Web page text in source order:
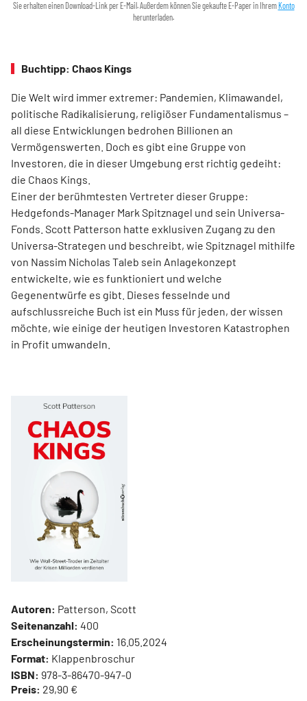
Sie erhalten einen Download-Link per E-Mail. Außerdem können Sie gekaufte E-Paper in Ihrem Konto
herunterladen.
Buchtipp: Chaos Kings
Die Welt wird immer extremer: Pandemien, Klimawandel,
politische Radikalisierung, religiöser Fundamentalismus –
all diese Entwicklungen bedrohen Billionen an
Vermögenswerten. Doch es gibt eine Gruppe von
Investoren, die in dieser Umgebung erst richtig gedeiht:
die Chaos Kings.
Einer der berühmtesten Vertreter dieser Gruppe:
Hedgefonds-Manager Mark Spitznagel und sein Universa-
Fonds. Scott Patterson hatte exklusiven Zugang zu den
Universa-Strategen und beschreibt, wie Spitznagel mithilfe
von Nassim Nicholas Taleb sein Anlagekonzept
entwickelte, wie es funktioniert und welche
Gegenentwürfe es gibt. Dieses fesselnde und
aufschlussreiche Buch ist ein Muss für jeden, der wissen
möchte, wie einige der heutigen Investoren Katastrophen
in Profit umwandeln.
Autoren: Patterson, Scott
Seitenanzahl: 400
Erscheinungstermin: 16.05.2024
Format: Klappenbroschur
ISBN: 978-3-86470-947-0
Preis: 29,90 €